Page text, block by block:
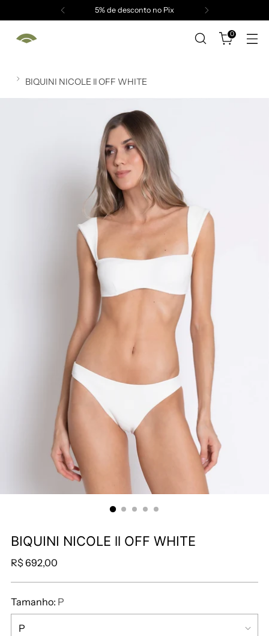
5% de desconto no Pix
0
BIQUINI NICOLE ll OFF WHITE
BIQUINI NICOLE ll OFF WHITE
R$ 692,00
Tamanho: P